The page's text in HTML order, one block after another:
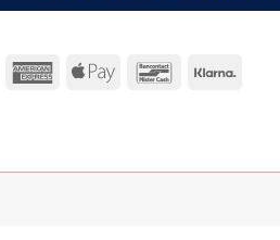
MasterCardAmericanApple
Bancontact
Klarna